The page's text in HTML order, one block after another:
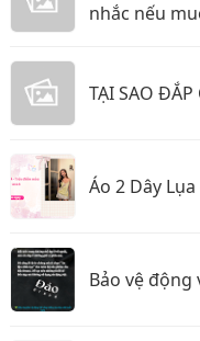
nhắc nếu
TẠI SAO ĐẮP
Áo 2 Dây
Bảo vệ